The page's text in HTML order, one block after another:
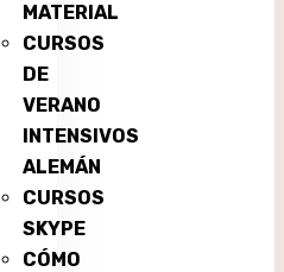
MATERIAL
CURSOS
DE
VERANO
INTENSIVOS
ALEMÁN
CURSOS
SKYPE
CÓMO